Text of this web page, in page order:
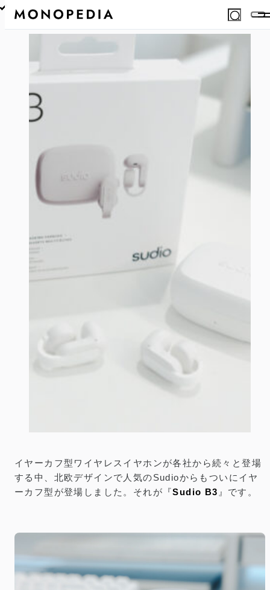
Sudio B3 レビュー／北欧デザインのイヤーカ
公開：2025.11.1 ｜
本記事は製品提供を受け作成しており、リンクには一部プロモーションが
イヤーカフ型ワイヤレスイヤホンが各社から続々と登場
する中、北欧デザインで人気のSudioからもついにイヤ
ーカフ型が登場しました。それが『Sudio B3 』です。